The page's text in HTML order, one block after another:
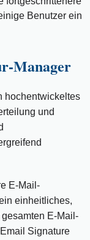
Benutzer ein
Manager
hochentwickeltes
und
E-Mail-
einheitliches,
E-Mail-
Signature